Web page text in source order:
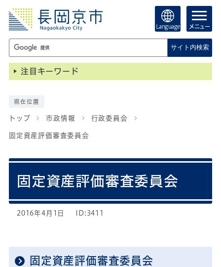
Language メニュー
サイト内検索
注目キーワード
現在位置
トップ 市政情報 行政委員会
固定資産評価審査委員会
固定資産評価審査委員会
2016年4月1日 ID:3411
固定資産評価審査委員会